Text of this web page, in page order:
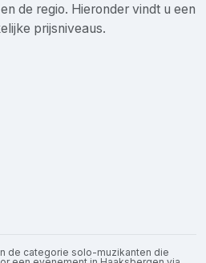
de regio. Hieronder vindt u een
prijsniveaus.
de categorie solo-muzikanten die